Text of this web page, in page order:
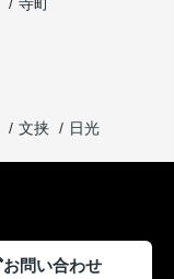
文挟 日光
お問い合わせ